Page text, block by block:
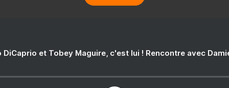
DiCaprio et Tobey Maguire, c'est lui ! Rencontre avec